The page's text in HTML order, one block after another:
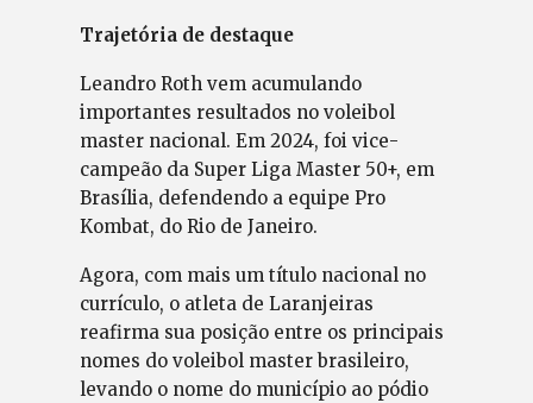
Trajetória de destaque
Leandro Roth vem acumulando
importantes resultados no voleibol
master nacional. Em 2024, foi vice-
campeão da Super Liga Master 50+, em
Brasília, defendendo a equipe Pro
Kombat, do Rio de Janeiro.
Agora, com mais um título nacional no
currículo, o atleta de Laranjeiras
reafirma sua posição entre os principais
nomes do voleibol master brasileiro,
levando o nome do município ao pódio